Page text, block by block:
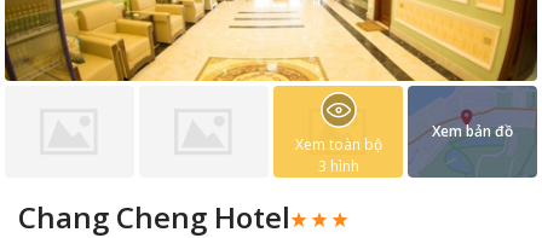
Chang Cheng Hotel
Xem toàn bộ
3 hình
Xem bản đồ